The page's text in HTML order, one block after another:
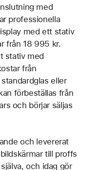
med
professionella
med ett stativ
från 18 995 kr.
stativ med
från
eller
förbeställas från
och börjar säljas
och levererat
till proffs
och idag gör